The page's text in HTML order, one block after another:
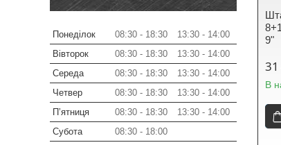
9"
В
Понеділок 08:30 18:30 13:30
14:00
Вівторок
08:30 18:30 13:30
14:00
Середа
08:30 18:30 13:30
14:00
Четвер
08:30 18:30 13:30
14:00
Пʼятниця
08:30 18:30 13:30
14:00
Субота
08:30
18:00